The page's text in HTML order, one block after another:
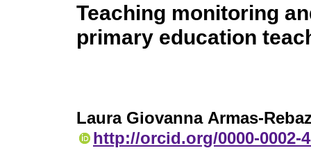
Teaching monitoring
primary education
Laura Giovanna Armas-
http://orcid.org/0000-0002-